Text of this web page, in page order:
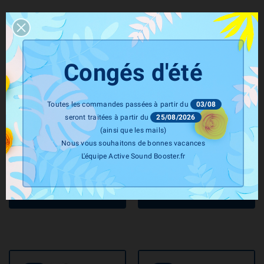
MAXHAUST
Active Sound Booster AUDI
A6 2,0 3,0 TFSI Essence +
Hybride C8 (2018+)
(Maxhaust)
Prix1 490,00 €
MAXHAUST
Active Sound Booster AUDI
Hybride C8 (2018+)
(Maxhaust)
1 490,00 €
Congés d'été
Toutes les commandes passées à partir du
03/08
seront traitées à partir du
25/08/2026
(ainsi que les mails)
Nous vous souhaitons de bonnes vacances
L'équipe Active Sound Booster.fr